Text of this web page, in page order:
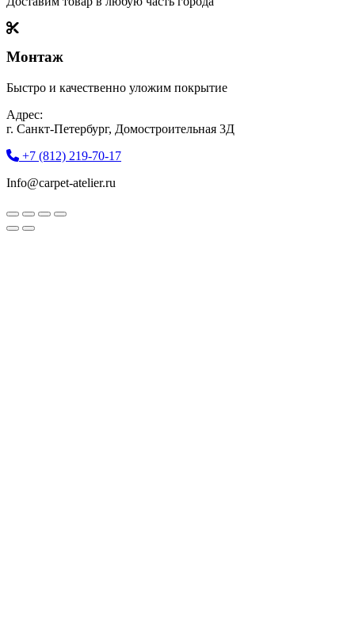
Монтаж
Быстро и качественно уложим покрытие
Адрес:
г. Санкт-Петербург, Домостроительная 3Д
+7 (812) 219-70-17
Info@carpet-atelier.ru